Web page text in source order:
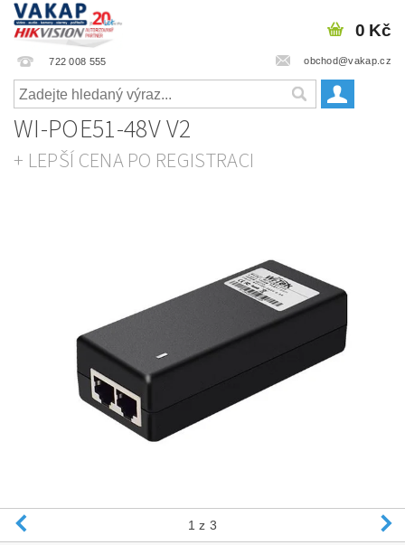
722 008 555 obchod@vakap.cz
0 Kč
WI-POE51-48V V2
+ LEPŠÍ CENA PO REGISTRACI
1 z 3